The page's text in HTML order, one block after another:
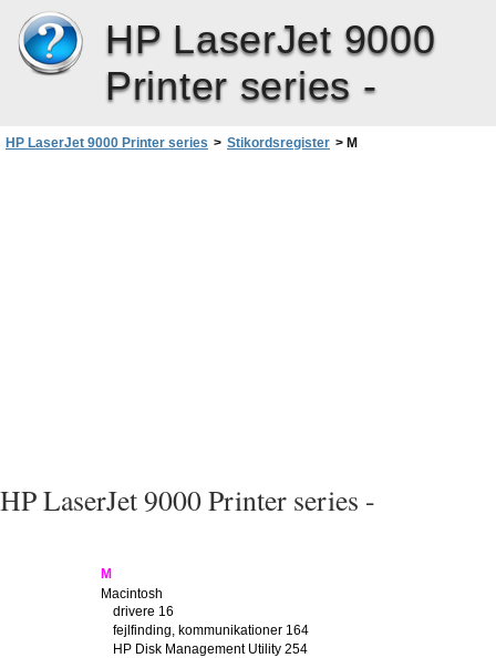
HP LaserJet 9000
Printer series -
HP LaserJet 9000 Printer series > Stikordsregister > M
HP LaserJet 9000 Printer series -
M
Macintosh
drivere 16
fejlfinding, kommunikationer 164
HP Disk Management Utility 254